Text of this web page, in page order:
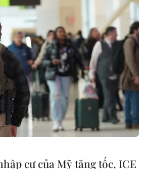
số điểm của
học Tự nhiên,
Nội năm 2026?
còn 780 trường
THCS công lập
cư của Mỹ tăng tốc, ICE